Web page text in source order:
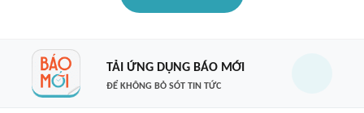
TẢI ỨNG DỤNG BÁO MỚI
ĐỂ KHÔNG BỎ SÓT TIN TỨC